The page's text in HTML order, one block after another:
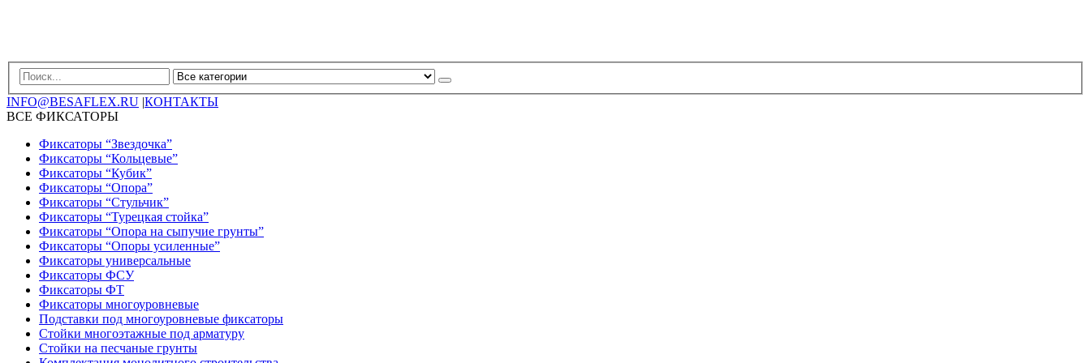
INFO@BESAFLEX.RU |КОНТАКТЫ
ВСЕ ФИКСАТОРЫ
Фиксаторы “Звездочка”
Фиксаторы “Кольцевые”
Фиксаторы “Кубик”
Фиксаторы “Опора”
Фиксаторы “Стульчик”
Фиксаторы “Турецкая стойка”
Фиксаторы “Опора на сыпучие грунты”
Фиксаторы “Опоры усиленные”
Фиксаторы универсальные
Фиксаторы ФСУ
Фиксаторы ФТ
Фиксаторы многоуровневые
Подставки под многоуровневые фиксаторы
Стойки многоэтажные под арматуру
Стойки на песчаные грунты